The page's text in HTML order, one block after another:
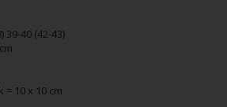
39-40 (42-43)
= 10 x 10 cm